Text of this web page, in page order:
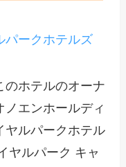
ークホテルズ
のホテルのオーナ
エンホールディ
ヤルパークホテル
ヤルパーク キャ